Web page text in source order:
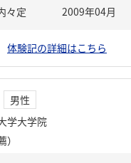
々定
2009年04月
体験記の詳細はこちら
男性
学大学院